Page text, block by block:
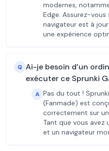
modernes,
Edge. Assurez-
navigateur est à
une expérience
Q Ai-je besoin d’un
exécuter ce Sprunki
A Pas du tout !
(Fanmade) est
correctement sur un
Tant que vous avez
et un navigateur